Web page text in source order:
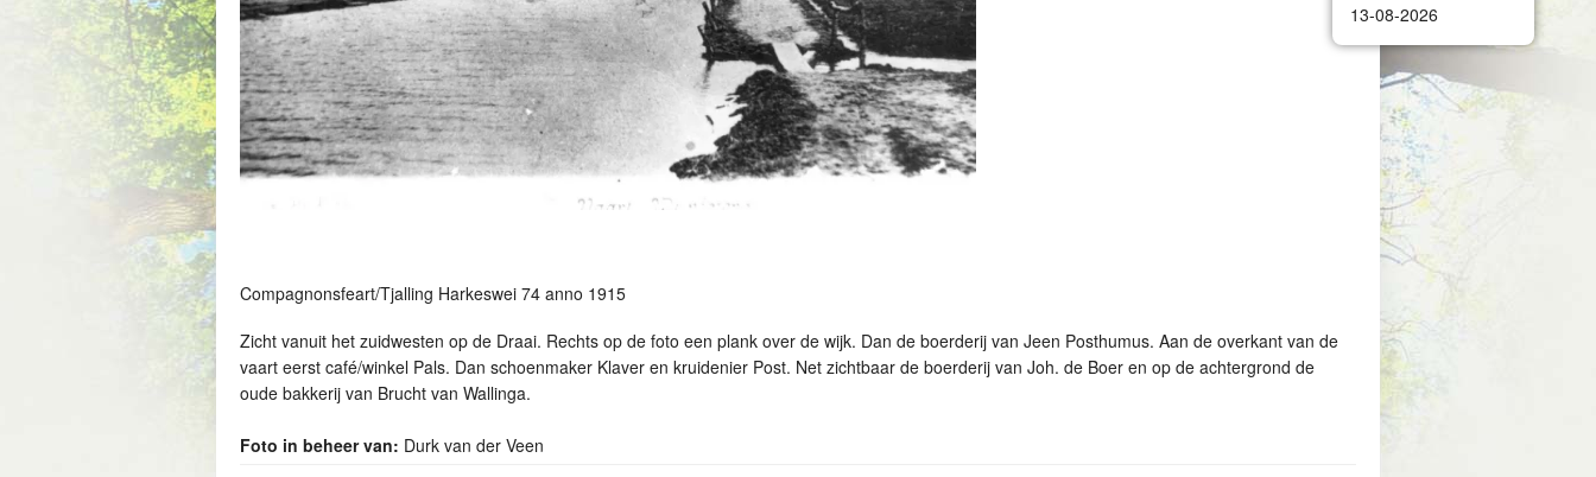
13-08-2026
Compagnonsfeart/Tjalling Harkeswei 74 anno 1915
Zicht vanuit het zuidwesten op de Draai. Rechts op de foto een plank over de wijk. Dan de boerderij van Jeen Posthumus. Aan de overkant van de
vaart eerst café/winkel Pals. Dan schoenmaker Klaver en kruidenier Post. Net zichtbaar de boerderij van Joh. de Boer en op de achtergrond de
oude bakkerij van Brucht van Wallinga.
Foto in beheer van: Durk van der Veen